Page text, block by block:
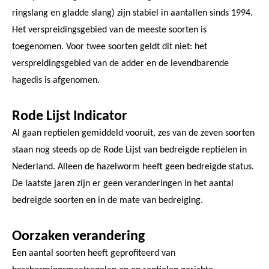
ringslang en gladde slang) zijn stabiel in aantallen sinds 1994.
Het verspreidingsgebied van de meeste soorten is
toegenomen. Voor twee soorten geldt dit niet: het
verspreidingsgebied van de adder en de levendbarende
hagedis is afgenomen.
Rode Lijst Indicator
Al gaan reptielen gemiddeld vooruit, zes van de zeven soorten
staan nog steeds op de Rode Lijst van bedreigde reptielen in
Nederland. Alleen de hazelworm heeft geen bedreigde status.
De laatste jaren zijn er geen veranderingen in het aantal
bedreigde soorten en in de mate van bedreiging.
Oorzaken verandering
Een aantal soorten heeft geprofiteerd van